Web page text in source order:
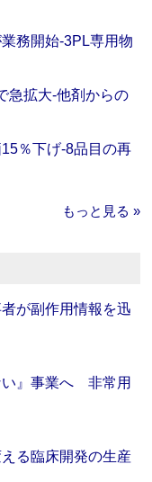
務開始‐3PL専用物
急拡大‐他剤からの
％下げ‐8品目の再
もっと見る »
が副作用情報を迅
い』事業へ 非常用
る臨床開発の生産